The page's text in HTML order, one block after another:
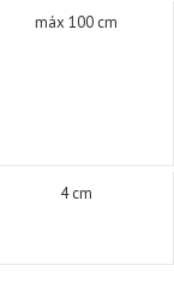
máx 100 cm
4 cm